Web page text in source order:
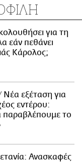
για τη
εάν πεθάνει
Κάρολος;
Νέα εξέταση για
εντέρου:
παραβλέπουμε το
Ανασκαφές